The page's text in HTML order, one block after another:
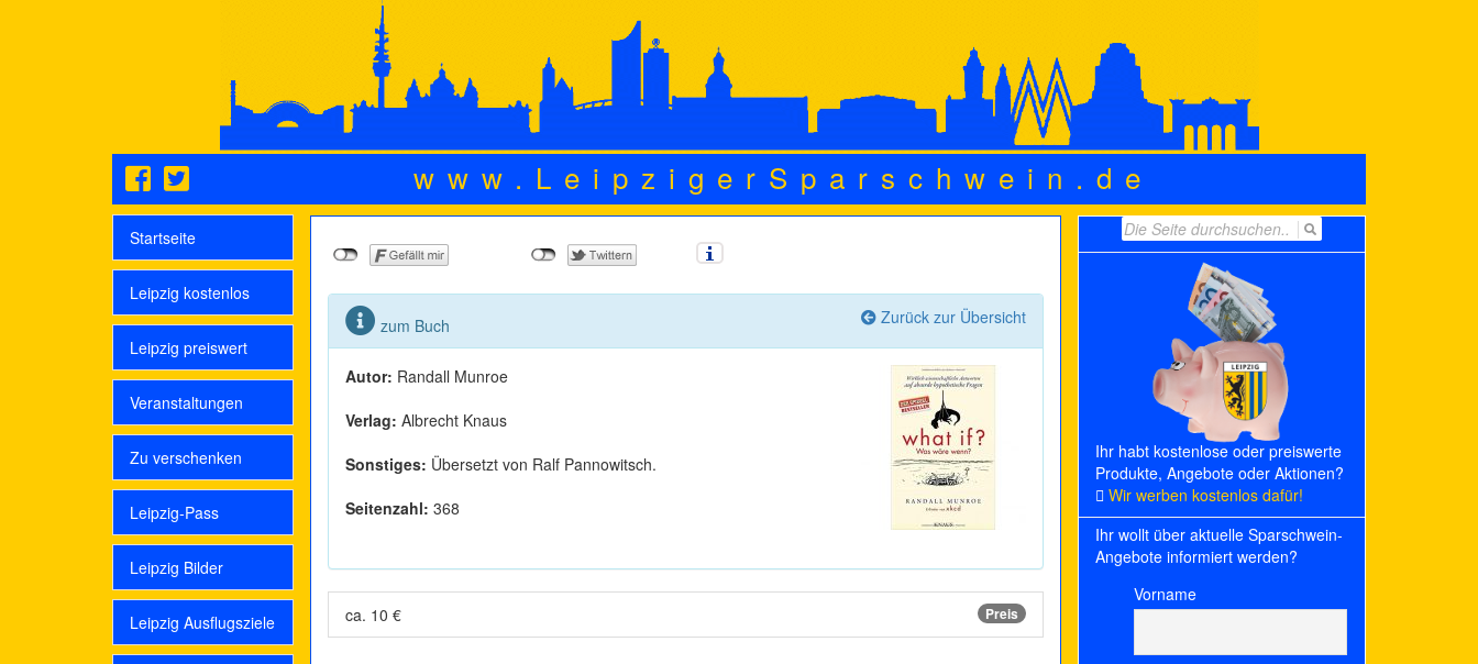
www.LeipzigerSparschwein.de
Startseite
Leipzig kostenlos
Leipzig preiswert
Veranstaltungen
Zu verschenken
Leipzig-Pass
Leipzig Bilder
Leipzig Ausflugsziele
zum Buch Zurück zur Übersicht
Autor: Randall Munroe
Verlag: Albrecht Knaus
Sonstiges: Übersetzt von Ralf Pannowitsch.
Seitenzahl: 368
Preis
ca. 10 €
Search
for:
Ihr habt kostenlose oder preiswerte
Produkte, Angebote oder Aktionen?
Wir werben kostenlos dafür!
Ihr wollt über aktuelle Sparschwein-
Angebote informiert werden?
Vorname